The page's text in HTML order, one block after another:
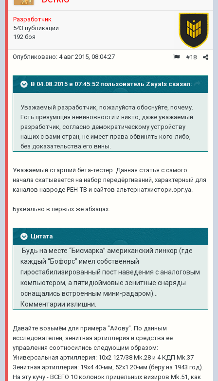
Разработчик
543 публикации
192 боя
#18
Опубликовано: 4 авг 2015, 08:04:27
В 04.08.2015 в 07:45:52 пользователь Zayats сказал:
Уважаемый разработчик, пожалуйста обоснуйте, почему.
Есть презумпция невиновности и никто, даже уважаемый
разработчик, согласно демократическому устройству
наших с вами стран, не имеет права обвинять кого-либо,
без доказательства его вины.
Уважаемый старший бета-тестер. Данная статья с самого
начала скатывается на набор передёргиваний, характерный для
каналов навроде РЕН-ТВ и сайтов альтернатхистори.орг.уа.
Буквально в первых же абзацах:
Цитата
Будь на месте “Бисмарка” американский линкор (где
каждый “Бофорс” имел собственный
гиростабилизированный пост наведения с аналоговым
компьютером, а пятидюймовые зенитные снаряды
оснащались встроенным мини-радаром)...
Комментарии излишни.
Давайте возьмём для примера "Айову". По данным
исследователей, зенитная артиллерия и средства её
управления соотносились следующим образом:
Универсальная артиллерия: 10х2 127/38 Mk.28 и 4 КДП Mk.37
Зенитная артиллерия: 19х4 40-мм, 52х1 20-мм (беру на 1943 год).
На эту кучу - ВСЕГО 10 колонок прицельных визиров Mk.51, как